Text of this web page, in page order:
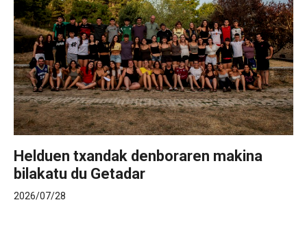
Helduen txandak denboraren makina
bilakatu du Getadar
2026/07/28